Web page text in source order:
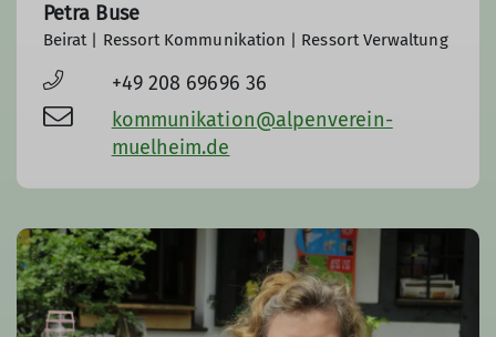
Petra Buse
Beirat | Ressort Kommunikation | Ressort Verwaltung
+49 208 69696 36
kommunikation@alpenverein-
muelheim.de